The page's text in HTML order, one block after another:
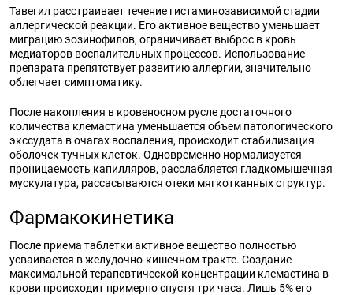
Тавегил расстраивает течение гистаминозависимой стадии
аллергической реакции. Его активное вещество уменьшает
миграцию эозинофилов, ограничивает выброс в кровь
медиаторов воспалительных процессов. Использование
препарата препятствует развитию аллергии, значительно
облегчает симптоматику.
После накопления в кровеносном русле достаточного
количества клемастина уменьшается объем патологического
экссудата в очагах воспаления, происходит стабилизация
оболочек тучных клеток. Одновременно нормализуется
проницаемость капилляров, расслабляется гладкомышечная
мускулатура, рассасываются отеки мягкотканных структур.
Фармакокинетика
После приема таблетки активное вещество полностью
усваивается в желудочно-кишечном тракте. Создание
максимальной терапевтической концентрации клемастина в
крови происходит примерно спустя три часа. Лишь 5% его